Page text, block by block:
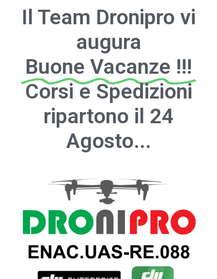
Il Team Dronipro vi
augura
Buone Vacanze !!!
Corsi e Spedizioni
ripartono il 24
Agosto...